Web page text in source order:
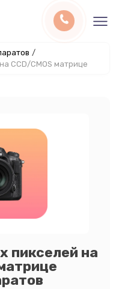
/
CCD/CMOS матрице
пикселей на